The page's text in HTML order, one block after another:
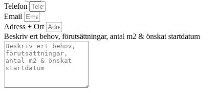
Telefon
Email
Adress + Ort
Beskriv ert behov, förutsättningar, antal m2 & önskat startdatum